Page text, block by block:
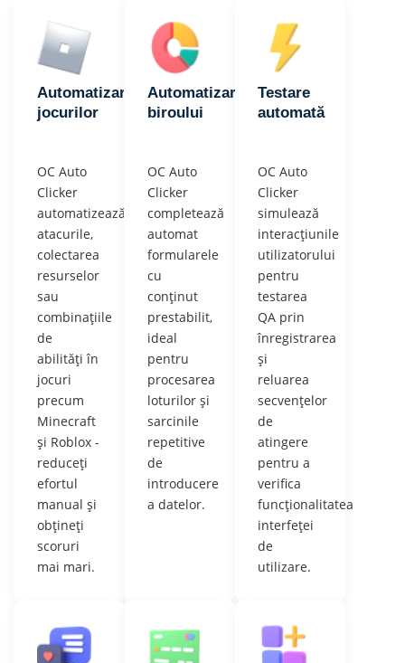
Automatizarea
jocurilor
OC Auto
Clicker
automatizează
atacurile,
colectarea
resurselor
sau
combinațiile
de
abilități în
jocuri
precum
Minecraft
și Roblox -
reduceți
efortul
manual și
obțineți
scoruri
mai mari.
Automatizarea
biroului
OC Auto
Clicker
completează
automat
formularele
cu
conținut
prestabilit,
ideal
pentru
procesarea
loturilor și
sarcinile
repetitive
de
introducere
a datelor.
Testare
automată
OC Auto
Clicker
simulează
interacțiunile
utilizatorului
pentru
testarea
QA prin
înregistrarea
și
reluarea
secvențelor
de
atingere
pentru a
verifica
funcționalitatea
interfeței
de
utilizare.